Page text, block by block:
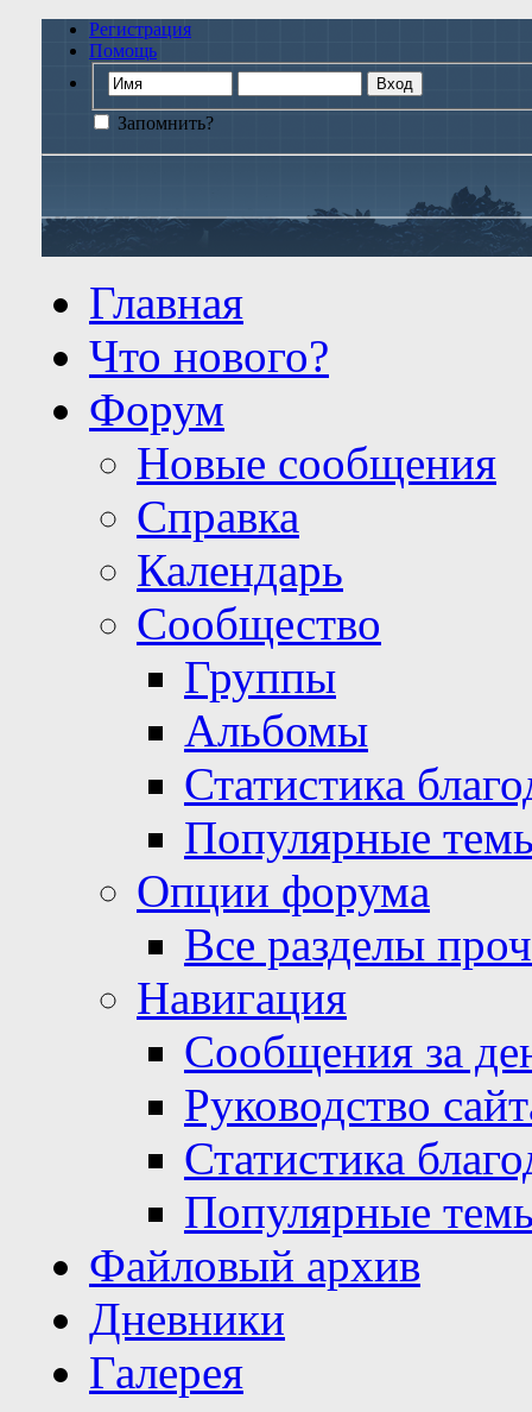
Регистрация
Помощь
Запомнить?
Главная
Что нового?
Форум
Новые сообщения
Справка
Календарь
Сообщество
Группы
Альбомы
Статистика
Популярные
Опции форума
Все разделы
Навигация
Сообщения за
Руководство
Статистика
Популярные
Файловый архив
Дневники
Галерея